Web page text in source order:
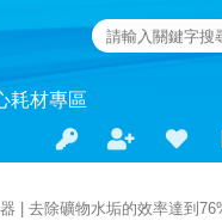
耗材專區
| 去除礦物水垢的效率達到